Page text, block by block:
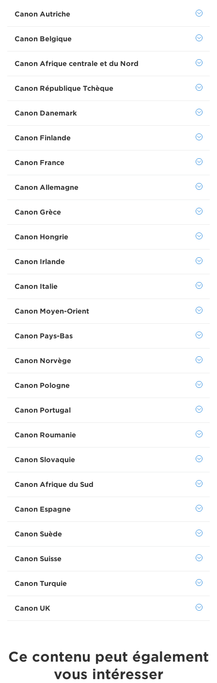
Canon Autriche
Canon Belgique
Canon Afrique centrale et du Nord
Canon République Tchèque
Canon Danemark
Canon Finlande
Canon France
Canon Allemagne
Canon Grèce
Canon Hongrie
Canon Irlande
Canon Italie
Canon Moyen-Orient
Canon Pays-Bas
Canon Norvège
Canon Pologne
Canon Portugal
Canon Roumanie
Canon Slovaquie
Canon Afrique du Sud
Canon Espagne
Canon Suède
Canon Suisse
Canon Turquie
Canon UK
Ce contenu peut également
vous intéresser